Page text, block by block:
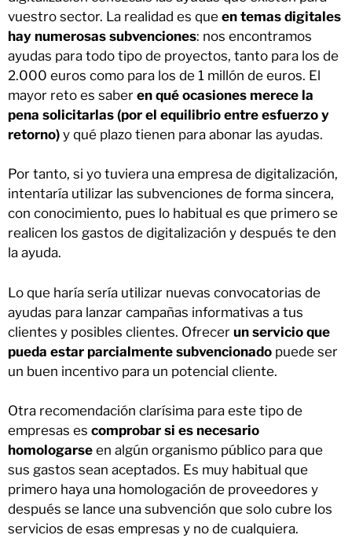
vuestro sector. La realidad es que en temas digitales
hay numerosas subvenciones: nos encontramos
ayudas para todo tipo de proyectos, tanto para los de
2.000 euros como para los de 1 millón de euros. El
mayor reto es saber en qué ocasiones merece la
pena solicitarlas (por el equilibrio entre esfuerzo y
retorno) y qué plazo tienen para abonar las ayudas.
Por tanto, si yo tuviera una empresa de digitalización,
intentaría utilizar las subvenciones de forma sincera,
con conocimiento, pues lo habitual es que primero se
realicen los gastos de digitalización y después te den
la ayuda.
Lo que haría sería utilizar nuevas convocatorias de
ayudas para lanzar campañas informativas a tus
clientes y posibles clientes. Ofrecer un servicio que
pueda estar parcialmente subvencionado puede ser
un buen incentivo para un potencial cliente.
Otra recomendación clarísima para este tipo de
empresas es comprobar si es necesario
homologarse en algún organismo público para que
sus gastos sean aceptados. Es muy habitual que
primero haya una homologación de proveedores y
después se lance una subvención que solo cubre los
servicios de esas empresas y no de cualquiera.